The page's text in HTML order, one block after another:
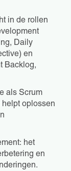
in de rollen
Daily
en
Backlog,
als Scrum
helpt oplossen
het
en